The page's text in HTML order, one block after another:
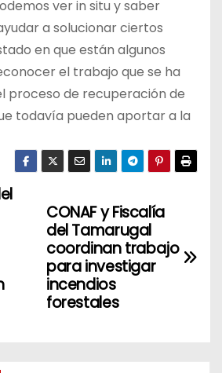
ver in situ y saber
a solucionar ciertos
en que están algunos
el trabajo que se ha
proceso de recuperación de
todavía pueden aportar a la
CONAF y Fiscalía
del Tamarugal
coordinan trabajo
para investigar
incendios
forestales